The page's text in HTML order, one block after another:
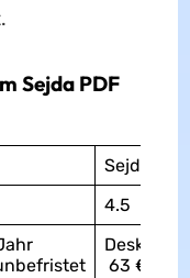
Sejda PDF
Sejda
4.5
63 €/